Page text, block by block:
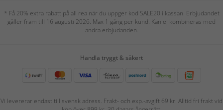
* Få 20% extra rabatt på all rea när du uppger kod SALE20 i kassan. Erbjudandet
gäller fram till 16 augusti 2026. Max 1 gång per kund. Kan ej kombineras med
andra erbjudanden.
Handla tryggt & säkert
Vi levererar endast till svensk adress. Frakt- och exp.-avgift 69 kr. Alltid fri frakt vid